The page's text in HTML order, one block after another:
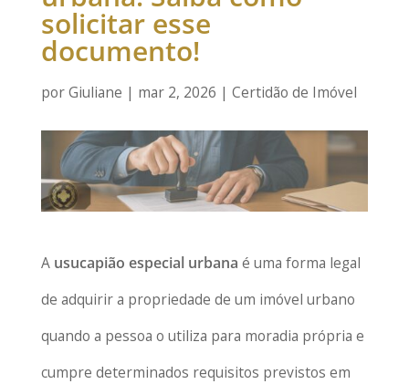
solicitar esse
documento!
porGiuliane | mar 2, 2026 | Certidão de Imóvel
A usucapião especial urbana é uma forma legal
de adquirir a propriedade de um imóvel urbano
quando a pessoa o utiliza para moradia própria e
cumpre determinados requisitos previstos em